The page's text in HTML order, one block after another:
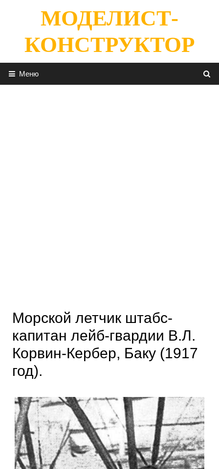
содержимомуМОДЕЛИСТ-
КОНСТРУКТОР
Меню
Морской летчик штабс-
капитан лейб-гвардии В.Л.
Корвин-Кербер, Баку (1917
год).